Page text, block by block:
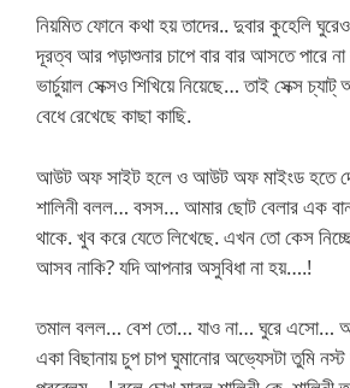
নিয়মিত ফোনে কথা হয় তাদের.. দুবার কুহেলি
দূরত্ব আর পড়াশুনার চাপে বার বার আসতে পারে
ভার্চুয়াল সেক্সও শিখিয়ে নিয়েছে… তাই সেক্স
বেধে রেখেছে কাছা কাছি.
আউট অফ সাইট হলে ও আউট অফ মাইংড হতে
শালিনী বলল… বসস… আমার ছোট বেলার এক
থাকে. খুব করে যেতে লিখেছে. এখন তো কেস
আসব নাকি? যদি আপনার অসুবিধা না হয়….!
তমাল বলল… বেশ তো… যাও না… ঘুরে এসো…
একা বিছানায় চুপ চাপ ঘুমানোর অভ্যেসটা তুমি